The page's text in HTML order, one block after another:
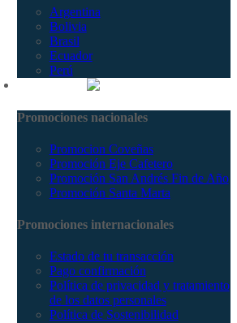
Argentina
Bolivia
Brasil
Ecuador
Perú
Promociones nacionales
Promocion Coveñas
Promoción Eje Cafetero
Promoción San Andrés Fin de Año
Promoción Santa Marta
Promociones internacionales
Estado de tu transacción
Pago confirmación
Política de privacidad y tratamiento
de los datos personales
Política de Sostenibilidad